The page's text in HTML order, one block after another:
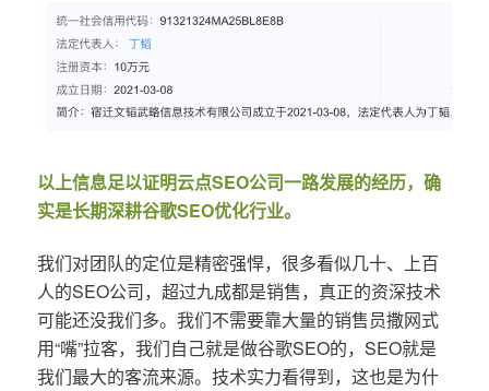
以上信息足以证明云点SEO公司一路发展的经历，确
实是长期深耕谷歌SEO优化行业。
我们对团队的定位是精密强悍，很多看似几十、上百
人的SEO公司，超过九成都是销售，真正的资深技术
可能还没我们多。我们不需要靠大量的销售员撒网式
用“嘴”拉客，我们自己就是做谷歌SEO的，SEO就是
我们最大的客流来源。技术实力看得到，这也是为什